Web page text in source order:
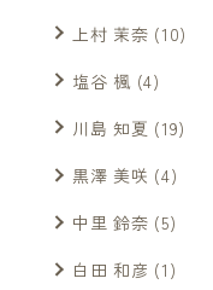
上村 茉奈 (10)
塩谷 楓 (4)
川島 知夏 (19)
黒澤 美咲 (4)
中里 鈴奈 (5)
白田 和彦 (1)